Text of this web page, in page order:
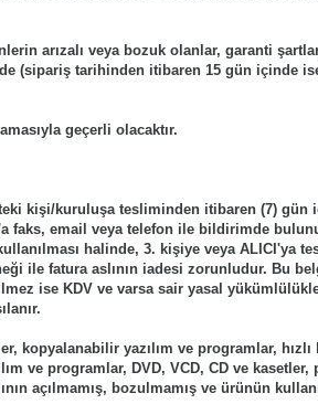
arızalı veya bozuk olanlar, garanti
(sipariş tarihinden itibaren 15 gün içinde
geçerli olacaktır.
kişi/kuruluşa tesliminden itibaren (7) gün
faks, email veya telefon ile bildirimde
halinde, 3. kişiye veya ALICI'ya
ile fatura aslının iadesi zorunludur. Bu
ise KDV ve varsa sair yasal
kopyalanabilir yazılım ve programlar,
ve programlar, DVD, VCD, CD ve
açılmamış, bozulmamış ve ürünün